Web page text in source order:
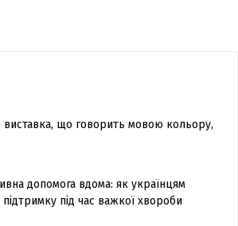
виставка, що говорить мовою кольору,
допомога вдома: як українцям
під час важкої хвороби